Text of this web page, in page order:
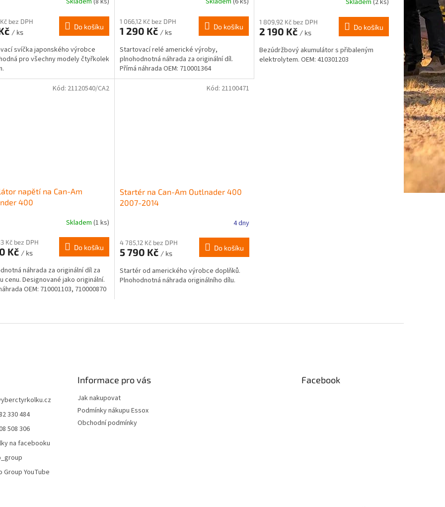
bez DPH
/ ks
Do košíku
svíčka japonského výrobce
pro všechny modely čtyřkolek
1 066,12 Kč bez DPH
1 290 Kč / ks
Do košíku
Startovací relé americké výroby,
plnohodnotná náhrada za originální díl.
Přímá náhrada OEM: 710001364
Skladem (2 ks)
1 809,92 Kč bez DPH
2 190 Kč / ks
Do košíku
Bezúdržbový akumulátor s přibaleným
elektrolytem. OEM: 410301203
napětí na Can-Am
400
Skladem (1 ks)
Kč bez DPH
Kč / ks
Do košíku
náhrada za originální díl za
cenu. Designované jako originální.
OEM: 710001103, 710000870
Kód: 21120540/CA2
Startér na Can-Am Outlnader 400
2007-2014
4 dny
4 785,12 Kč bez DPH
5 790 Kč / ks
Do košíku
Startér od amerického výrobce doplňků.
Plnohodnotná náhrada originálního dílu.
Kód: 21100471
v
330 484
508 306
na facebooku
Group YouTube
Informace pro vás
Jak nakupovat
Podmínky nákupu Essox
Obchodní podmínky
Facebook